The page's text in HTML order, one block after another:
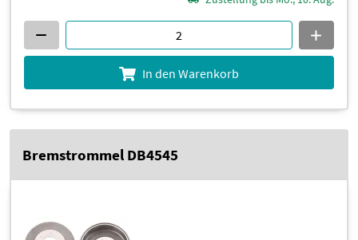
In den Warenkorb
Bremstrommel DB4545